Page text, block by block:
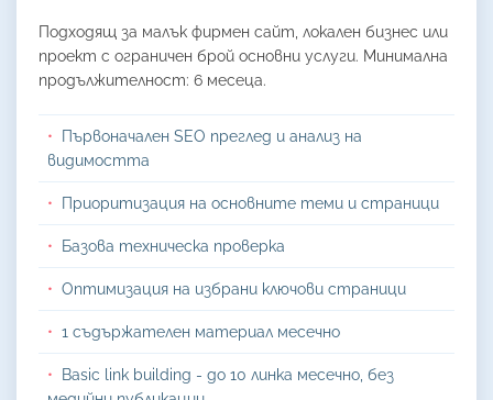
Подходящ за малък фирмен сайт, локален бизнес или
проект с ограничен брой основни услуги. Минимална
продължителност: 6 месеца.
Първоначален SEO преглед и анализ на
видимостта
Приоритизация на основните теми и страници
Базова техническа проверка
Оптимизация на избрани ключови страници
1 съдържателен материал месечно
Basic link building - до 10 линка месечно, без